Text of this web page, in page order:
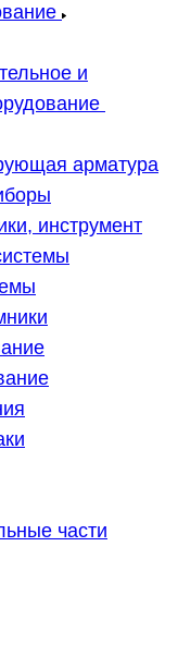
и
арматура
инструмент
части